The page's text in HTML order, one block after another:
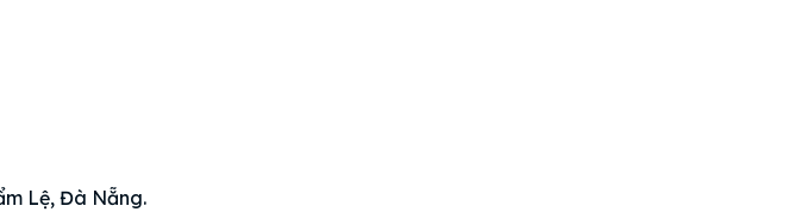
Lệ, Đà Nẵng.